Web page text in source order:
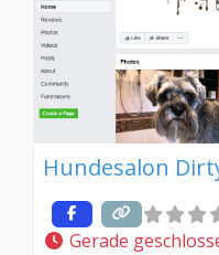
Hundesalon
Gerade